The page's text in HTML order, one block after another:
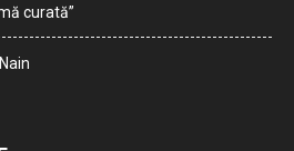
curată”